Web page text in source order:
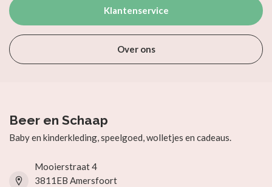
Klantenservice
Over ons
Beer en Schaap
Baby en kinderkleding, speelgoed, wolletjes en cadeaus.
Mooierstraat 4
3811EB Amersfoort